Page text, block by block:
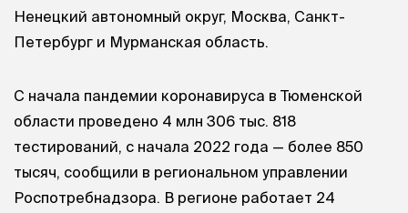
Ненецкий автономный округ, Москва, Санкт-
Петербург и Мурманская область.
С начала пандемии коронавируса в Тюменской
области проведено 4 млн 306 тыс. 818
тестирований, с начала 2022 года — более 850
тысяч, сообщили в региональном управлении
Роспотребнадзора. В регионе работает 24